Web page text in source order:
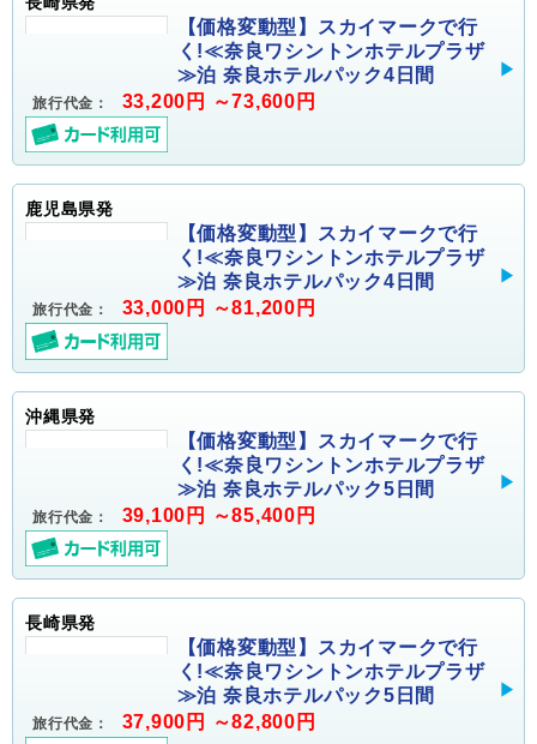
【価格変動型】スカイマークで行
く!≪奈良ワシントンホテルプラザ
≫泊 奈良ホテルパック4日間
旅行代金： 33,200円 ～73,600円
鹿児島県発
【価格変動型】スカイマークで行
く!≪奈良ワシントンホテルプラザ
≫泊 奈良ホテルパック4日間
旅行代金： 33,000円 ～81,200円
沖縄県発
【価格変動型】スカイマークで行
く!≪奈良ワシントンホテルプラザ
≫泊 奈良ホテルパック5日間
旅行代金： 39,100円 ～85,400円
長崎県発
【価格変動型】スカイマークで行
く!≪奈良ワシントンホテルプラザ
≫泊 奈良ホテルパック5日間
旅行代金： 37,900円 ～82,800円